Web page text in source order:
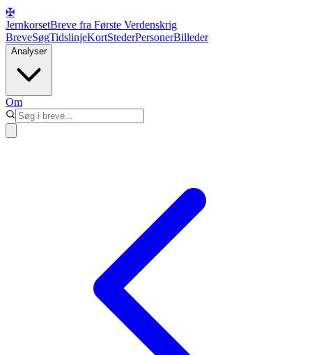
✠
JernkorsetBreve fra Første Verdenskrig
BreveSøgTidslinjeKortStederPersonerBilleder
Analyser
Om